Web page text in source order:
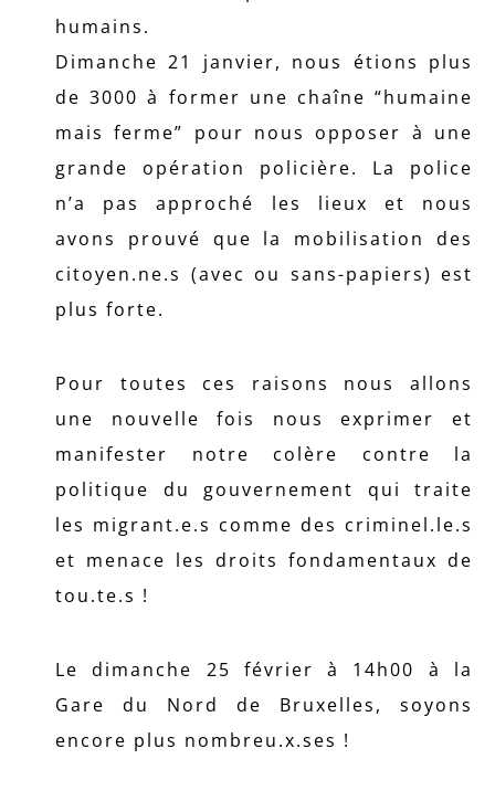
humains.
Dimanche 21 janvier, nous étions plus
de 3000 à former une chaîne “humaine
mais ferme” pour nous opposer à une
grande opération policière. La police
n’a pas approché les lieux et nous
avons prouvé que la mobilisation des
citoyen.ne.s (avec ou sans-papiers) est
plus forte.
Pour toutes ces raisons nous allons
une nouvelle fois nous exprimer et
manifester notre colère contre la
politique du gouvernement qui traite
les migrant.e.s comme des criminel.le.s
et menace les droits fondamentaux de
tou.te.s !
Le dimanche 25 février à 14h00 à la
Gare du Nord de Bruxelles, soyons
encore plus nombreu.x.ses !